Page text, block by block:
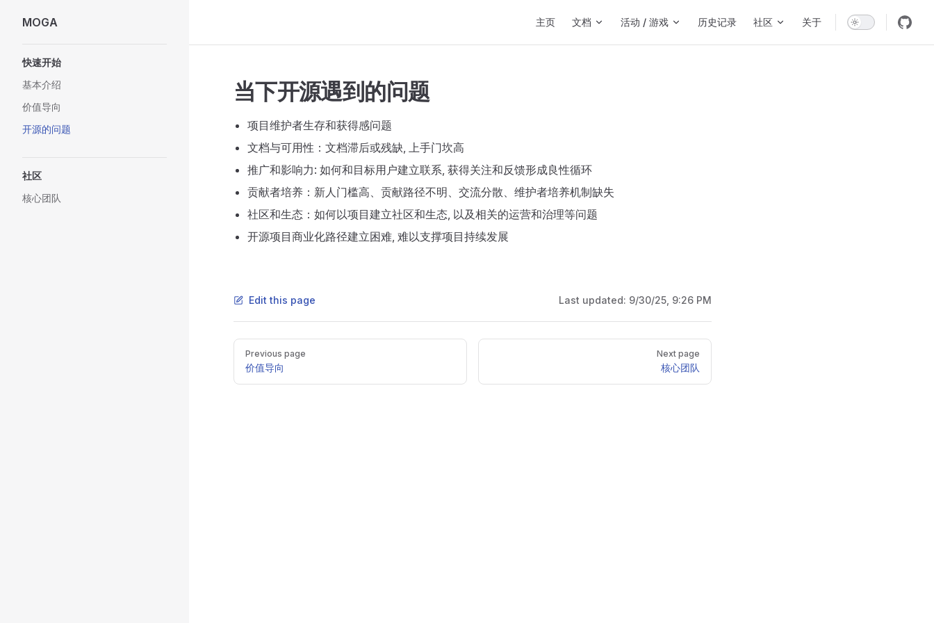
Skip to content
MOGA 主页 文档 活动 / 游戏 历史记录 社区 关于
快速开始
基本介绍
价值导向
开源的问题
社区
核心团队
当下开源遇到的问题
项目维护者生存和获得感问题
文档与可用性：文档滞后或残缺, 上手门坎高
推广和影响力: 如何和目标用户建立联系, 获得关注和反馈形成良性循环
贡献者培养：新人门槛高、贡献路径不明、交流分散、维护者培养机制缺失
社区和生态：如何以项目建立社区和生态, 以及相关的运营和治理等问题
开源项目商业化路径建立困难, 难以支撑项目持续发展
Edit this page Last updated: 9/30/25, 9:26 PM
Pager
Previous page
价值导向
Next page
核心团队